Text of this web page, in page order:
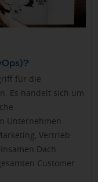
für die
Es handelt sich um
Unternehmen
Vertrieb
Dach
Customer